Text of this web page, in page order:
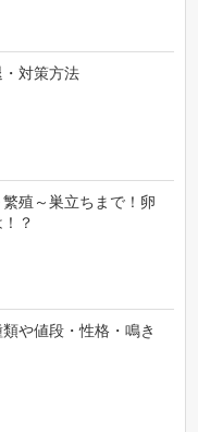
対策方法
殖～巣立ちまで！卵
？
や値段・性格・鳴き